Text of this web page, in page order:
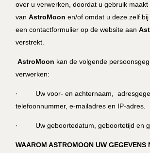
over u verwerken, doordat u gebruik maakt
van AstroMoon en/of omdat u deze zelf
een contactformulier op de website aan
verstrekt.
AstroMoon kan de volgende
verwerken:
· Uw voor- en achternaam,
telefoonnummer, e-mailadres en IP-adres.
· Uw geboortedatum, geboortetijd en
WAAROM ASTROMOON UW GEGEVENS